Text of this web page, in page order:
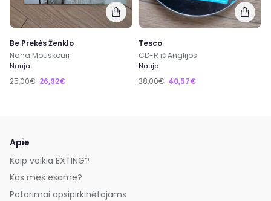
Be Prekės Ženklo
Nana Mouskouri
Nauja
25,00€ 26,92€
Tesco
CD-R iš Anglijos
Nauja
38,00€ 40,57€
Apie
Kaip veikia EXTING?
Kas mes esame?
Patarimai apsipirkinėtojams